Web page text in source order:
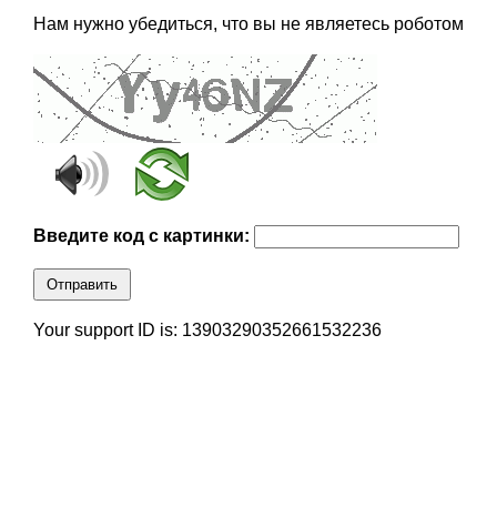
Нам нужно убедиться, что вы не являетесь роботом
Введите код с картинки:
Отправить
Your support ID is: 13903290352661532236